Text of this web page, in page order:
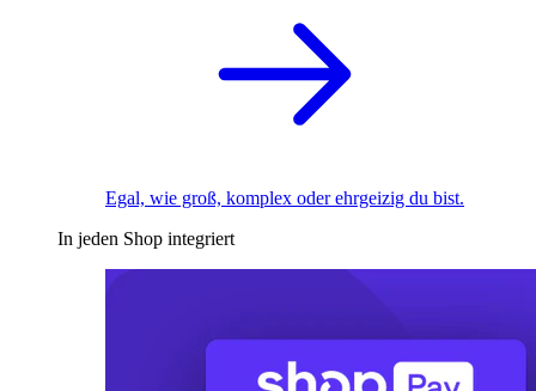
Egal, wie groß, komplex oder ehrgeizig du bist.
In jeden Shop integriert